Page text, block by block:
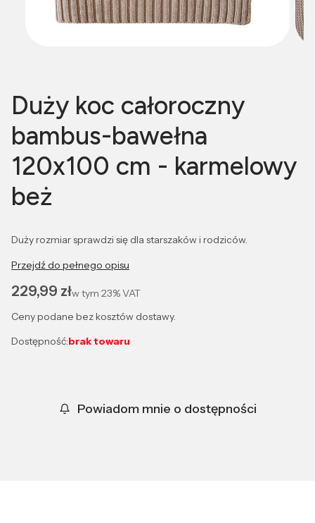
Duży koc całoroczny
bambus-bawełna
120x100 cm - karmelowy
beż
Duży rozmiar sprawdzi się dla starszaków i rodziców.
Przejdź do pełnego opisu
Cena
229,99 złw tym 23%VAT
Ceny podane bez kosztów dostawy.
Dostępność:brak towaru
Powiadom mnie o dostępności